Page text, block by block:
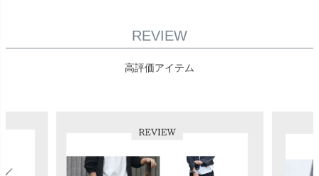
REVIEW
高評価アイテム